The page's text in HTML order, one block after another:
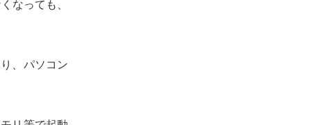
なっても、
、パソコン